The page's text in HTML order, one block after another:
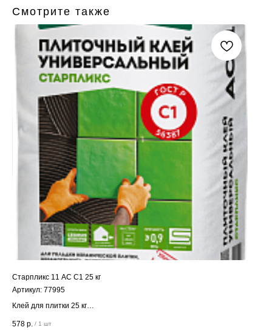
Смотрите также
Старпликс 11 АС C1 25 кг
Артикул: 77995
Клей для плитки 25 кг
Цена за штуку
578 р. / 1 шт